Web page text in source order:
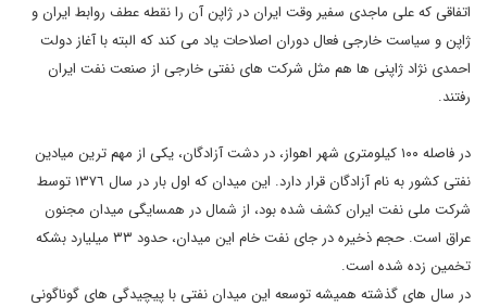
اتفاقی که علی ماجدی سفیر وقت ایران در ژاپن آن را نقطه عطف روابط ایران و
ژاپن و سیاست خارجی فعال دوران اصلاحات یاد می کند که البته با آغاز دولت
احمدی نژاد ژاپنی ها هم مثل شرکت های نفتی خارجی از صنعت نفت ایران
رفتند.
در فاصله ١٠٠ کیلومتری شهر اهواز، در دشت آزادگان، یکی از مهم ترین میادین
نفتی کشور به نام آزادگان قرار دارد. این میدان که اول بار در سال ١٣٧٦ توسط
شرکت ملی نفت ایران کشف شده بود، از شمال در همسایگی میدان مجنون
عراق است. حجم ذخیره در جای نفت خام این میدان، حدود ٣٣ میلیارد بشکه
تخمین زده شده است.
در سال های گذشته همیشه توسعه این میدان نفتی با پیچیدگی های گوناگونی